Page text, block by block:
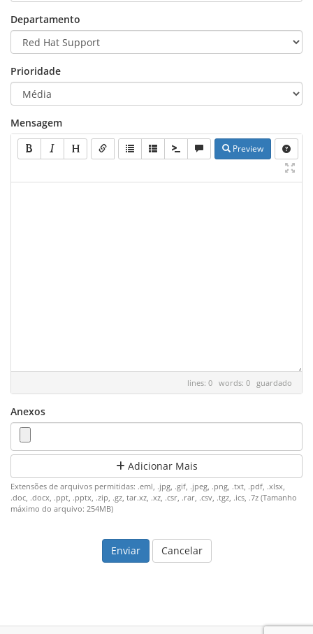
Departamento
Prioridade
Mensagem
Preview
lines: 0 words: 0 guardado
Anexos
Adicionar Mais
Extensões de arquivos permitidas: .eml, .jpg, .gif, .jpeg, .png, .txt, .pdf, .xlsx,
.doc, .docx, .ppt, .pptx, .zip, .gz, tar.xz, .xz, .csr, .rar, .csv, .tgz, .ics, .7z (Tamanho
máximo do arquivo: 254MB)
Cancelar